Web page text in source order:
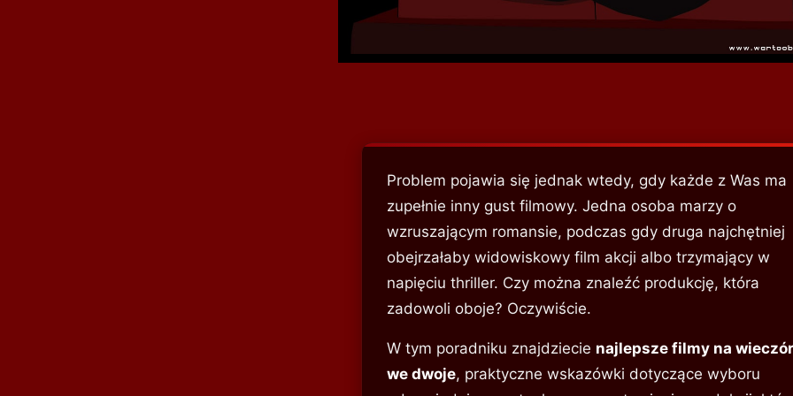
Problem pojawia się jednak wtedy, gdy każde z Was ma
zupełnie inny gust filmowy. Jedna osoba marzy o
wzruszającym romansie, podczas gdy druga najchętniej
obejrzałaby widowiskowy film akcji albo trzymający w
napięciu thriller. Czy można znaleźć produkcję, która
zadowoli oboje? Oczywiście.
W tym poradniku znajdziecie najlepsze filmy na wieczór
we dwoje, praktyczne wskazówki dotyczące wyboru